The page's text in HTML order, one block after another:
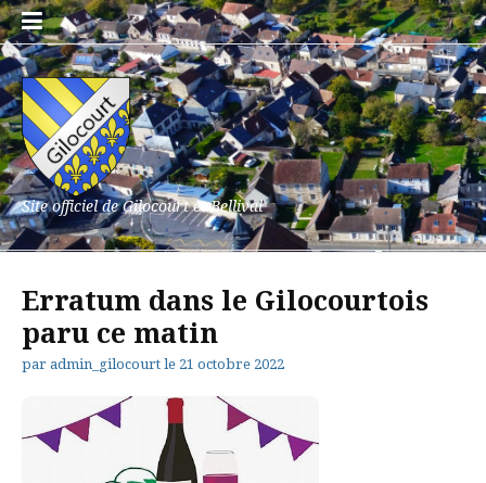
Aller
au
contenu
Site officiel de Gilocourt et Bellival
Erratum dans le Gilocourtois
paru ce matin
par admin_gilocourt le 21 octobre 2022